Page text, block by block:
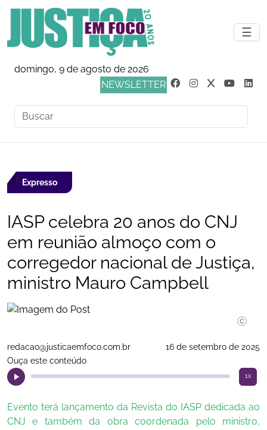
☰
domingo, 9 de agosto de 2026
NEWSLETTER
Expresso
IASP celebra 20 anos do CNJ
em reunião almoço com o
corregedor nacional de Justiça,
ministro Mauro Campbell
redacao@justicaemfoco.com.br
16 de setembro de 2025
Ouça este conteúdo
1x
Evento terá lançamento da Revista do IASP dedicada ao
CNJ e também da obra coordenada pelo ministro,